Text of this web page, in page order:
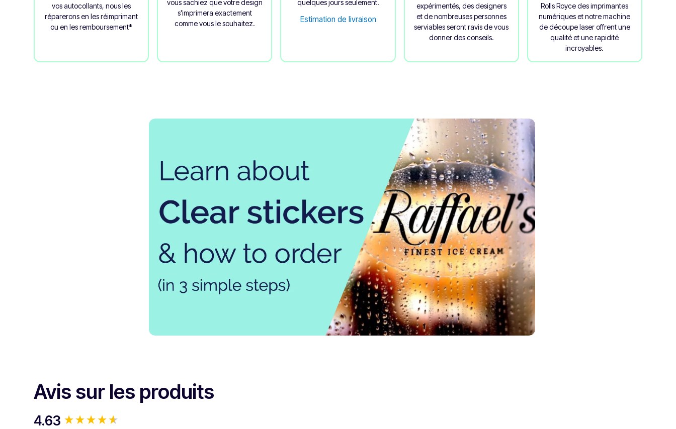
vos autocollants, nous les
réparerons en les réimprimant
ou en les remboursement*
vous sachiez que votre design
s'imprimera exactement
comme vous le souhaitez.
quelques jours seulement.
Estimation de livraison
expérimentés, des designers
et de nombreuses personnes
serviables seront ravis de vous
donner des conseils.
Rolls Royce des imprimantes
numériques et notre machine
de découpe laser offrent une
qualité et une rapidité
incroyables.
Avis sur les produits
4.63
New content loaded